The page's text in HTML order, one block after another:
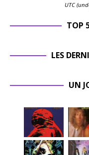
UTC
TOP
LES
UN